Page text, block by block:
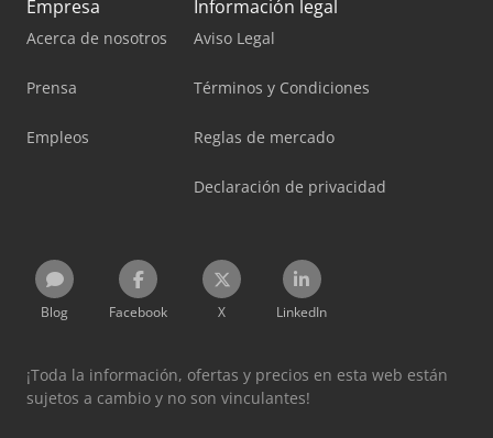
Empresa
Acerca de nosotros
Prensa
Empleos
Información legal
Aviso Legal
Términos y Condiciones
Reglas de mercado
Declaración de privacidad
Blog Facebook X LinkedIn
¡Toda la información, ofertas y precios en esta web están
sujetos a cambio y no son vinculantes!